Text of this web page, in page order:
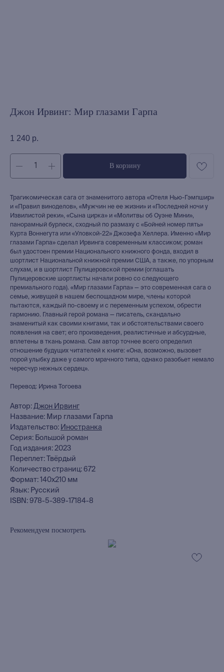
Джон Ирвинг: Мир глазами Гарпа
1 240 р.
В корзину
Трагикомическая сага от знаменитого автора «Отеля Нью-Гэмпшир»
и «Правил виноделов», «Мужчин не ее жизни» и «Последней ночи у
Извилистой реки», «Сына цирка» и «Молитвы об Оуэне Мини»,
панорамный бурлеск, сходный по размаху с «Бойней номер пять»
Курта Воннегута или «Уловкой-22» Джозефа Хеллера. Именно «Мир
глазами Гарпа» сделал Ирвинга современным классиком; роман
был удостоен премии Национального книжного фонда, входил в
шортлист Национальной книжной премии США, а также, по упорным
слухам, и в шортлист Пулицеровской премии (оглашать
Пулицеровские шортлисты начали ровно со следующего
премиального года). «Мир глазами Гарпа» — это современная сага о
семье, живущей в нашем беспощадном мире, члены которой
пытаются, каждый по-своему и с переменным успехом, обрести
гармонию. Главный герой романа — писатель, скандально
знаменитый как своими книгами, так и обстоятельствами своего
появления на свет; его произведения, реалистичные и абсурдные,
вплетены в ткань романа. Сам автор точнее всего определил
отношение будущих читателей к книге: «Она, возможно, вызовет
порой улыбку даже у самого мрачного типа, однако разобьет немало
чересчур нежных сердец».
Перевод: Ирина Тогоева
Автор: Джон Ирвинг
Название: Мир глазами Гарпа
Издательство: Иностранка
Серия: Большой роман
Год издания: 2023
Переплет: Твёрдый
Количество страниц: 672
Формат: 140х210 мм
Язык: Русский
ISBN: 978-5-389-17184-8
Рекомендуем посмотреть